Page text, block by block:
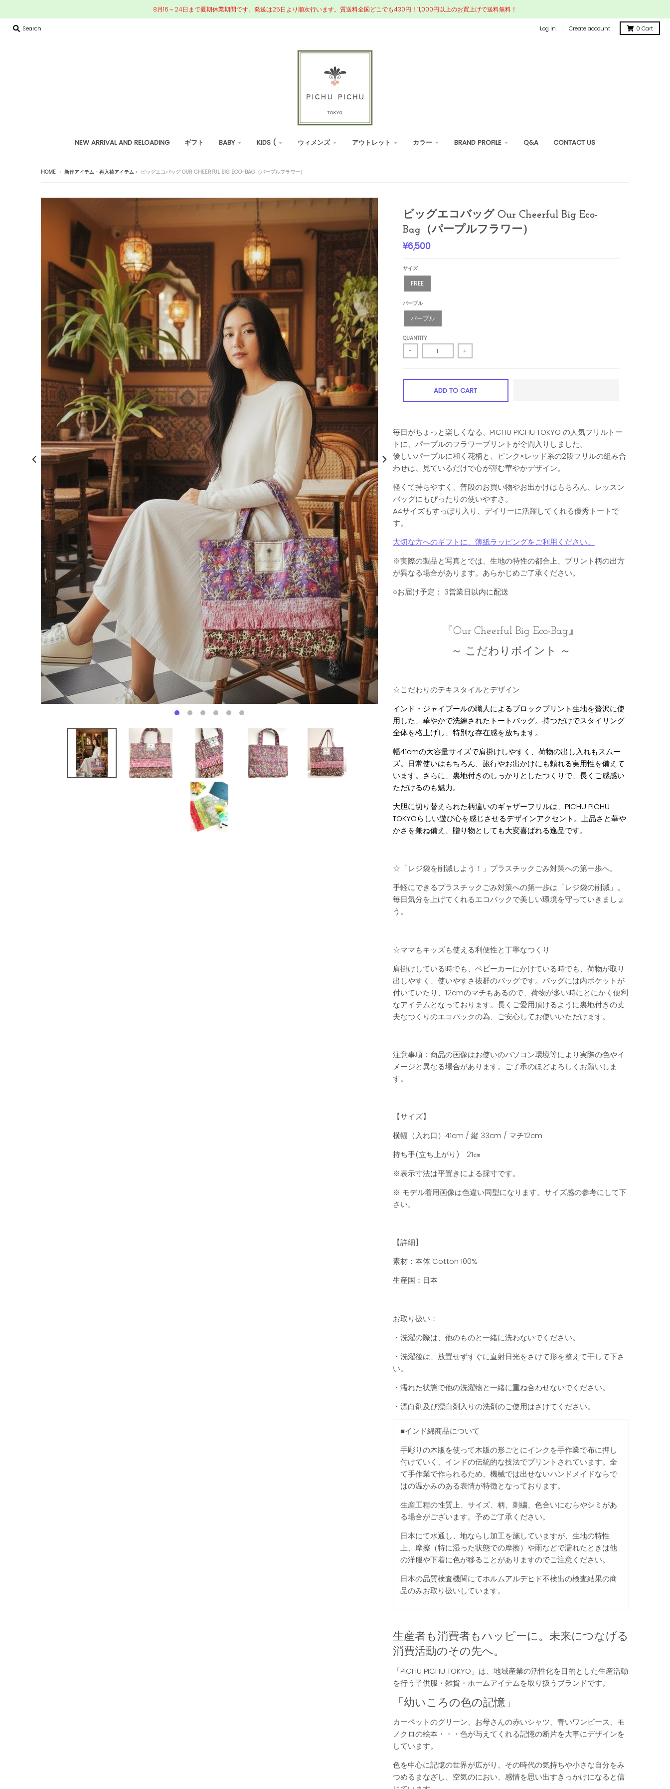
8月16～24日まで夏期休業期間です。発送は25日より順次行います。質送料全国どこでも430円！11,000円以上のお買上げで送料無料！
Search Log in Create account 0 Cart
NEW ARRIVAL AND RELOADING ギフト BABY KIDS ( ウィメンズ アウトレット カラー BRAND PROFILE Q&A CONTACT US
HOME › 新作アイテム・再入荷アイテム › ビッグエコバッグ OUR CHEERFUL BIG ECO-BAG（パープルフラワー）
ビッグエコバッグ Our Cheerful Big Eco-
Bag（パープルフラワー）
¥6,500
サイズ
FREE
パープル
パープル
QUANTITY
- +
ADD TO CART
毎日がちょっと楽しくなる、PICHU PICHU TOKYO の人気フリルトー
トに、パープルのフラワープリントが仒間入りしました。
優しいパープルに和く花柄と、ピンク×レッド系の2段フリルの組み合
わせは、見ているだけで心が弾む華やかデザイン。
軽くて持ちやすく、普段のお買い物やお出かけはもちろん、レッスン
バッグにもぴったりの使いやすさ。
A4サイズもすっぽり入り、デイリーに活躍してくれる優秀トートで
す。
大切な方へのギフトに、薄紙ラッピングをご利用ください。
※実際の製品と写真とでは、生地の特性の都合上、プリント柄の出方
が異なる場合があります。あらかじめご了承ください。
○お届け予定： 3営業日以内に配送
『Our Cheerful Big Eco-Bag』
～ こだわりポイント ～
☆こだわりのテキスタイルとデザイン
インド・ジャイプールの職人によるブロックプリント生地を贅沢に使
用した、華やかで洗練されたトートバッグ。持つだけでスタイリング
全体を格上げし、特別な存在感を放ちます。
幅41cmの大容量サイズで肩掛けしやすく、荷物の出し入れもスムー
ズ。日常使いはもちろん、旅行やお出かけにも頼れる実用性を備えて
います。さらに、裏地付きのしっかりとしたつくりで、長くご感感い
ただけるのも魅力。
大胆に切り替えられた柄違いのギャザーフリルは、PICHU PICHU
TOKYOらしい遊び心を感じさせるデザインアクセント。上品さと華や
かさを兼ね備え、贈り物としても大変喜ばれる逸品です。
☆「レジ袋を削減しよう！」プラスチックごみ対策への第一歩へ。
手軽にできるプラスチックごみ対策への第一歩は「レジ袋の削減」。
毎日気分を上げてくれるエコバックで美しい環境を守っていきましょ
う。
☆ママもキッズも使える利便性と丁寧なつくり
肩掛けしている時でも、ベビーカーにかけている時でも、荷物が取り
出しやすく、使いやすさ抜群のバッグです。バッグには内ポケットが
付いていたり、12cmのマチもあるので、荷物が多い時にとにかく便利
なアイテムとなっております。長くご愛用頂けるように裏地付きの丈
夫なつくりのエコバックの為、ご安心してお使いいただけます。
注意事項：商品の画像はお使いのパソコン環境等により実際の色やイ
メージと異なる場合があります。ご了承のほどよろしくお願いしま
す。
【サイズ】
横幅（入れ口）41cm / 縦 33cm / マチ12cm
持ち手(立ち上がり) 21㎝
※表示寸法は平置きによる採寸です。
※ モデル着用画像は色違い同型になります。サイズ感の参考にして下
さい。
【詳細】
素材：本体 Cotton 100%
生産国：日本
お取り扱い：
・洗濯の際は、他のものと一緒に洗わないでください。
・洗濯後は、放置せずすぐに直射日光をさけて形を整えて干して下さ
い。
・濡れた状態で他の洗濯物と一緒に重ね合わせないでください。
・漂白剤及び漂白剤入りの洗剤のご使用はさけてください。
■インド綿商品について
手彫りの木版を使って木版の形ごとにインクを手作業で布に押し
付けていく、インドの伝統的な技法でプリントされています。全
て手作業で作られるため、機械では出せないハンドメイドならで
はの温かみのある表情が特徴となっております。
生産工程の性質上、サイズ、柄、刺繍、色合いにむらやシミがあ
る場合がございます。予めご了承ください。
日本にて水通し、地ならし加工を施していますが、生地の特性
上、摩擦（特に湿った状態での摩擦）や雨などで濡れたときは他
の洋服や下着に色が移ることがありますのでご注意ください。
日本の品質検査機関にてホルムアルデヒド不検出の検査結果の商
品のみお取り扱いしています。
生産者も消費者もハッピーに。未来につなげる
消費活動のその先へ。
「PICHU PICHU TOKYO」は、地域産業の活性化を目的とした生産活動
を行う子供服・雑貨・ホームアイテムを取り扱うブランドです。
「幼いころの色の記憶」
カーペットのグリーン、お母さんの赤いシャツ、青いワンピース、モ
ノクロの絵本・・・色が与えてくれる記憶の断片を大事にデザインを
しています。
色を中心に記憶の世界が広がり、その時代の気持ちや小さな自分をみ
つめるまなざし、空気のにおい、感情を思い出すきっかけになると信